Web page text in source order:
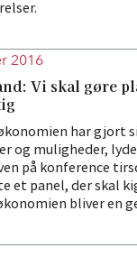
2016
Vi skal gøre
har gjort
og muligheder,
på konference
et panel, der skal
bliver en